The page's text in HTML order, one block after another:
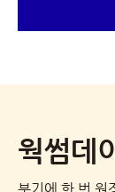
웍썸데이